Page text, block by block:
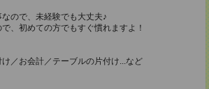
ので、未経験でも大丈夫♪
、初めての方でもすぐ慣れますよ！
／お会計／テーブルの片付け...など